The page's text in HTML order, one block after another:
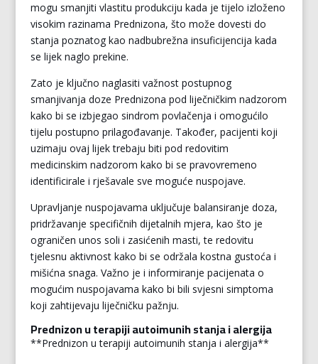
mogu smanjiti vlastitu produkciju kada je tijelo izloženo
visokim razinama Prednizona, što može dovesti do
stanja poznatog kao nadbubrežna insuficijencija kada
se lijek naglo prekine.
Zato je ključno naglasiti važnost postupnog
smanjivanja doze Prednizona pod liječničkim nadzorom
kako bi se izbjegao sindrom povlačenja i omogućilo
tijelu postupno prilagođavanje. Također, pacijenti koji
uzimaju ovaj lijek trebaju biti pod redovitim
medicinskim nadzorom kako bi se pravovremeno
identificirale i rješavale sve moguće nuspojave.
Upravljanje nuspojavama uključuje balansiranje doza,
pridržavanje specifičnih dijetalnih mjera, kao što je
ograničen unos soli i zasićenih masti, te redovitu
tjelesnu aktivnost kako bi se održala kostna gustoća i
mišićna snaga. Važno je i informiranje pacijenata o
mogućim nuspojavama kako bi bili svjesni simptoma
koji zahtijevaju liječničku pažnju.
Prednizon u terapiji autoimunih stanja i alergija
**Prednizon u terapiji autoimunih stanja i alergija**